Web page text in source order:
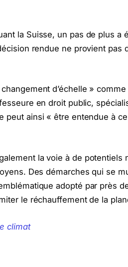
la Suisse, un pas de plus a
rendue ne provient pas
changement d’échelle »
en droit public,
peut ainsi « être entendue à
la voie à de potentiels
Des démarches qui se
adopté par près
le réchauffement de la
climat